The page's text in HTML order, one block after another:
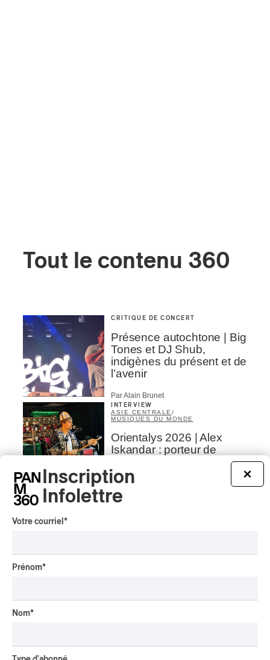
Tout le contenu 360
CRITIQUE DE CONCERT
Présence autochtone | Big
Tones et DJ Shub,
indigènes du présent et de
l’avenir
Par Alain Brunet
INTERVIEW
ASIE CENTRALE/
MUSIQUES DU MONDE
Orientalys 2026 | Alex
Iskandar : porteur de
traditions de l’Asie centrale
à Montréal
Par Frédéric Cardin
Place des Festivals
Par Frédéric Cardin
×
Inscription
Infolettre
Votre courriel *
Prénom*
Nom*